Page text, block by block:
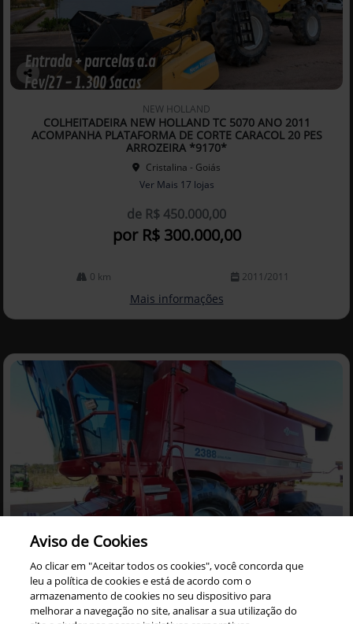
Co
lhe
NEW HOLLAND
COLHEITADEIRA NEW HOLLAND TC 5070 ANO 2011
ACOMPANHA PLATAFORMA DE CORTE CARACOL 20 PES
ARROZEIRA *9170*
Cristalina - Goiás
Ver Mais 17 lojas
de R$ 450.000,00
por R$ 300.000,00
0 km 2011/2011
Mais informações
Co
mp
arti
CASE
COLHEITADEIRA CASE 2388 ANO 2005 ACOMPANHA
Aviso de Cookies
Ao clicar em "Aceitar todos os cookies", você concorda que
leu a política de cookies e está de acordo com o
armazenamento de cookies no seu dispositivo para
melhorar a navegação no site, analisar a sua utilização do